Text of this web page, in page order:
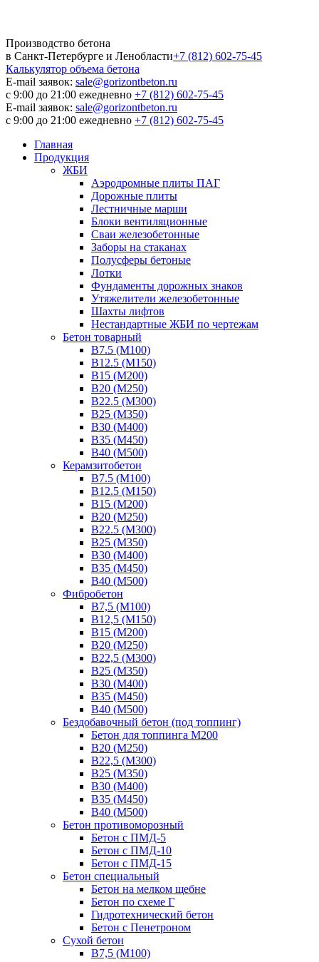
Производство бетона
в Санкт-Петербурге и Ленобласти+7 (812) 602-75-45
Калькулятор объема бетона
E-mail заявок: sale@gorizontbeton.ru
с 9:00 до 21:00 ежедневно +7 (812) 602-75-45
E-mail заявок: sale@gorizontbeton.ru
с 9:00 до 21:00 ежедневно +7 (812) 602-75-45
Главная
Продукция
ЖБИ
Аэродромные плиты ПАГ
Дорожные плиты
Лестничные марши
Блоки вентиляционные
Сваи железобетонные
Заборы на стаканах
Полусферы бетоные
Лотки
Фундаменты дорожных знаков
Утяжелители железобетонные
Шахты лифтов
Нестандартные ЖБИ по чертежам
Бетон товарный
В7.5 (М100)
В12.5 (М150)
В15 (М200)
В20 (М250)
В22.5 (М300)
В25 (М350)
В30 (М400)
В35 (М450)
В40 (М500)
Керамзитобетон
В7.5 (М100)
В12.5 (М150)
В15 (М200)
В20 (М250)
В22.5 (М300)
В25 (М350)
В30 (М400)
В35 (М450)
В40 (М500)
Фибробетон
В7,5 (М100)
В12,5 (М150)
В15 (М200)
В20 (М250)
В22,5 (М300)
В25 (М350)
В30 (М400)
В35 (М450)
В40 (М500)
Бездобавочный бетон (под топпинг)
Бетон для топпинга М200
В20 (М250)
В22,5 (М300)
В25 (М350)
В30 (М400)
В35 (М450)
В40 (М500)
Бетон противоморозный
Бетон с ПМД-5
Бетон с ПМД-10
Бетон с ПМД-15
Бетон специальный
Бетон на мелком щебне
Бетон по схеме Г
Гидротехнический бетон
Бетон с Пенетроном
Сухой бетон
В7,5 (М100)